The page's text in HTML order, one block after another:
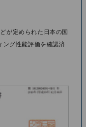
が定められた⽇本の国
ング性能評価を確認済